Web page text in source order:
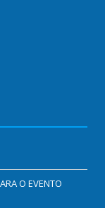
O EVENTO